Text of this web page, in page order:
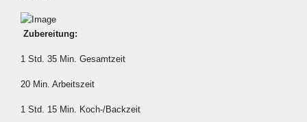
Zubereitung:
1 Std. 35 Min. Gesamtzeit
20 Min. Arbeitszeit
1 Std. 15 Min. Koch-/Backzeit